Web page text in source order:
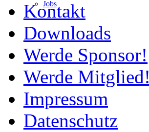
Jobs
Kontakt
Downloads
Werde Sponsor!
Werde Mitglied!
Impressum
Datenschutz